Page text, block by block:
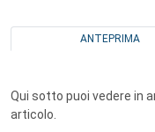
ANTEPRIMA
Qui sotto puoi vedere in
articolo.